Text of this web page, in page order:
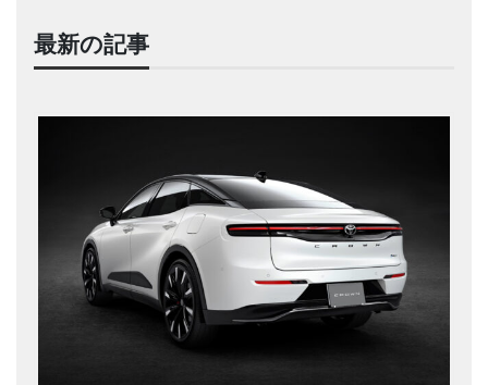
最新の記事